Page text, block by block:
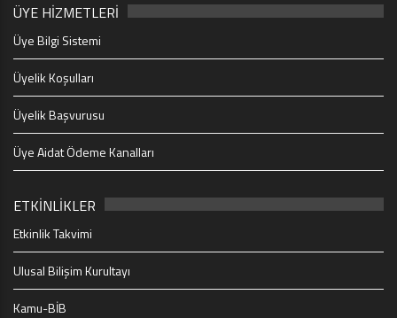
ÜYE HİZMETLERİ
Üye Bilgi Sistemi
Üyelik Koşulları
Üyelik Başvurusu
Üye Aidat Ödeme Kanalları
ETKİNLİKLER
Etkinlik Takvimi
Ulusal Bilişim Kurultayı
Kamu-BİB